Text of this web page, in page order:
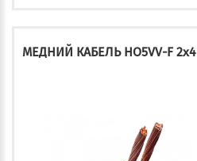
МЕДНИЙ КАБЕЛЬ HO5VV-F 2x4